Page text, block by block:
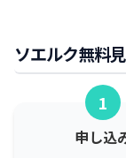
ます。
テム
化制
能も
程度
使用
とで
を使
力量
ソエルク無料
1
申し込